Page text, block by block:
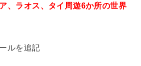
、ラオス、タイ周遊6か所の世界
ルを追記